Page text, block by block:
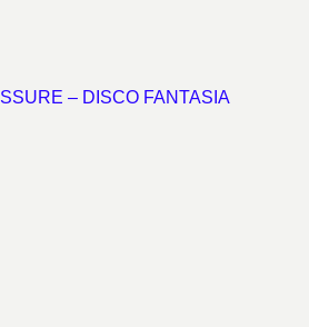
– DISCO FANTASIA